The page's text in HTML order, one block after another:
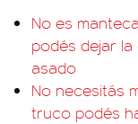
No es
podés dejar
asado
No necesitás
truco podés